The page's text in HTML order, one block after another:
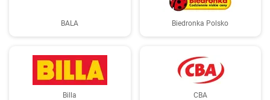
BALA Biedronka Polsko
Billa CBA